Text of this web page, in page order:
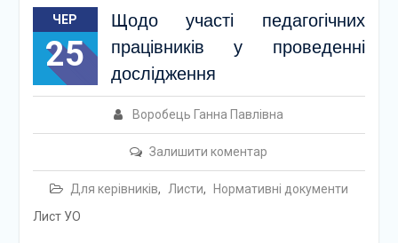
ЧЕР
25
Щодо участі педагогічних
працівників у проведенні
дослідження
Воробець Ганна Павлівна
Залишити коментар
Для керівників, Листи,
Нормативні документи
Лист УО